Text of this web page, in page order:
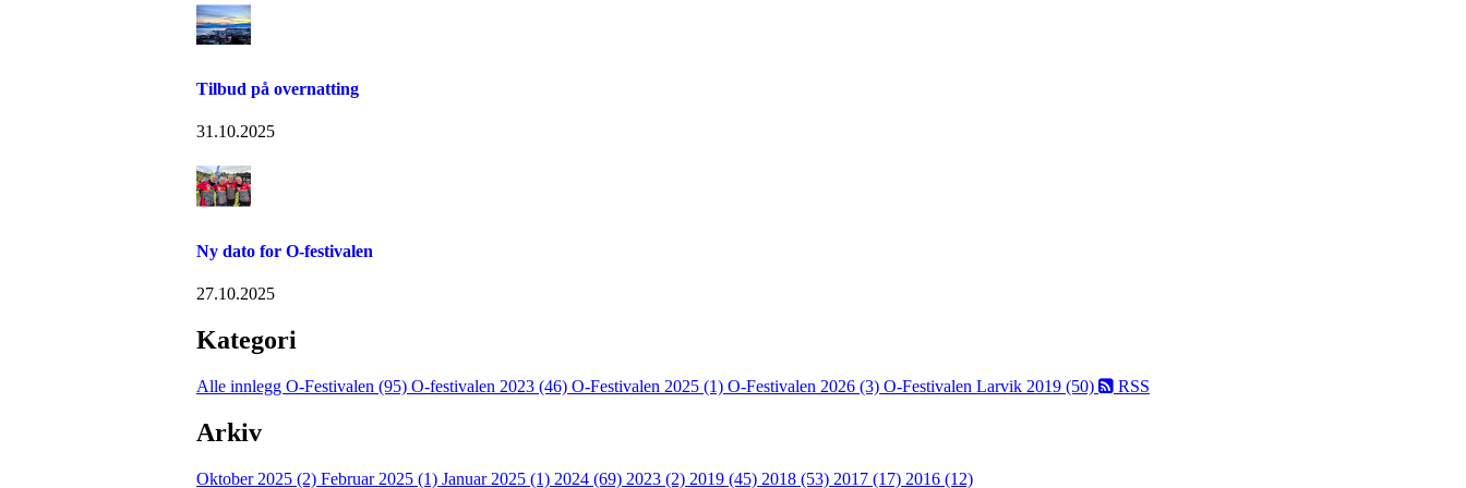
Tilbud på overnatting
31.10.2025
Ny dato for O-festivalen
27.10.2025
Kategori
Alle innlegg O-Festivalen (95) O-festivalen 2023 (46) O-Festivalen 2025 (1) O-Festivalen 2026 (3) O-Festivalen Larvik 2019 (50) RSS
Arkiv
Oktober 2025 (2) Februar 2025 (1) Januar 2025 (1) 2024 (69) 2023 (2) 2019 (45) 2018 (53) 2017 (17) 2016 (12)